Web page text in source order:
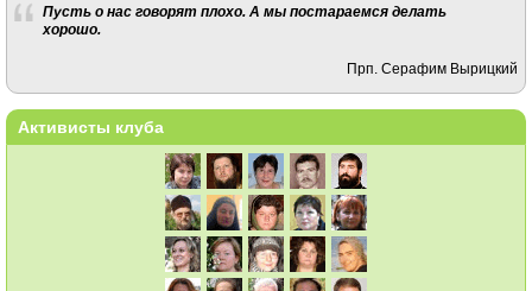
Пусть о нас говорят плохо. А мы постараемся делать
хорошо.
Прп. Серафим Вырицкий
Активисты клуба